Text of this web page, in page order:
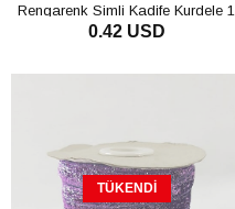
Rengarenk Simli Kadife Kurdele 1
cm
0.42 USD
TÜKENDI